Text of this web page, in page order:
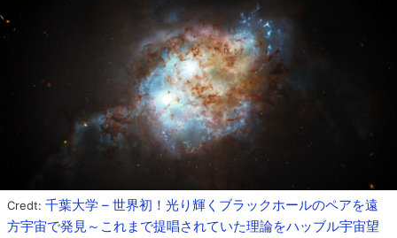
Credt: 千葉大学 – 世界初！光り輝くブラックホールのペアを遠
方宇宙で発見～これまで提唱されていた理論をハッブル宇宙望